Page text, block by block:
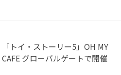
「トイ・ストーリー5」OH MY
CAFE グローバルゲートで開催